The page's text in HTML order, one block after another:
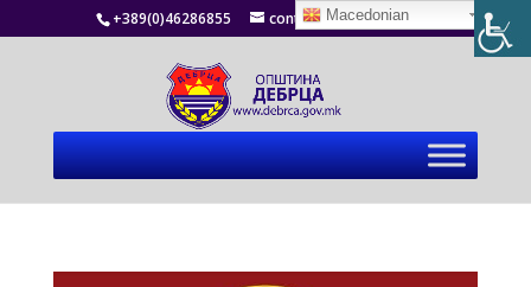
+389(0)46286855 contact@debrca.gov.mk
Macedonian